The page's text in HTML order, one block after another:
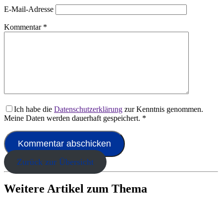
E-Mail-Adresse
Kommentar *
Ich habe die Datenschutzerklärung zur Kenntnis genommen.
Meine Daten werden dauerhaft gespeichert. *
Zurück zur Übersicht
Weitere Artikel zum Thema